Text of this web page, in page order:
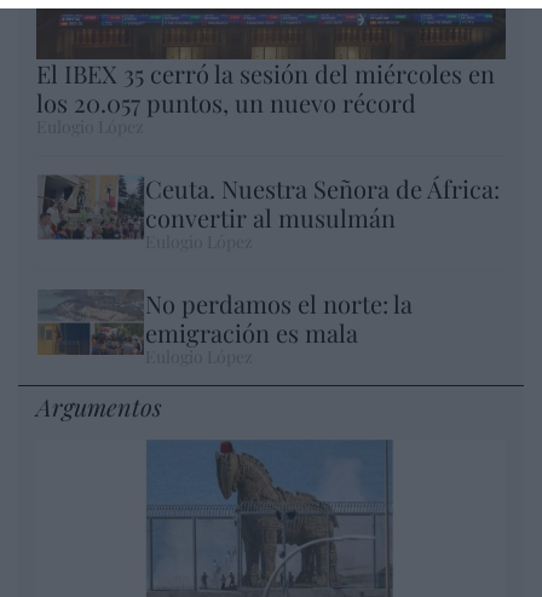
El IBEX 35 cerró la sesión del miércoles en
los 20.057 puntos, un nuevo récord
Ceuta. Nuestra Señora de África:
convertir al musulmán
No perdamos el norte: la
emigración es mala
Argumentos